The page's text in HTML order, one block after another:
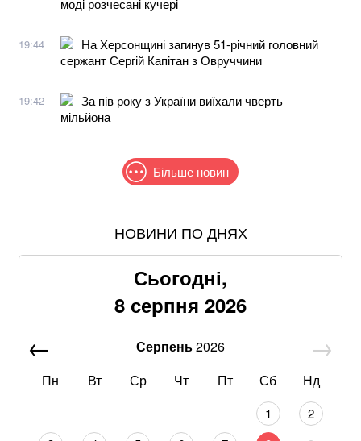
19:44
На Херсонщині загинув 51-річний головний
сержант Сергій Капітан з Овруччини
19:42
За пів року з України виїхали чверть
мільйона
Більше новин
Понад 9,2 млрд грн: що відомо про нову гучну
Хацкевич: Гуцуляк навіть не прийшов потиснути
Хвиля похолодання накриє Україну: Діденко назвала
Через повагу до Реалу: Родрі отримуватиме в
НОВИНИ ПО ДНЯХ
Сьогодні,
8 серпня 2026
Серпень2026
Пн
Вт Ср Чт Пт Сб Нд
1
2